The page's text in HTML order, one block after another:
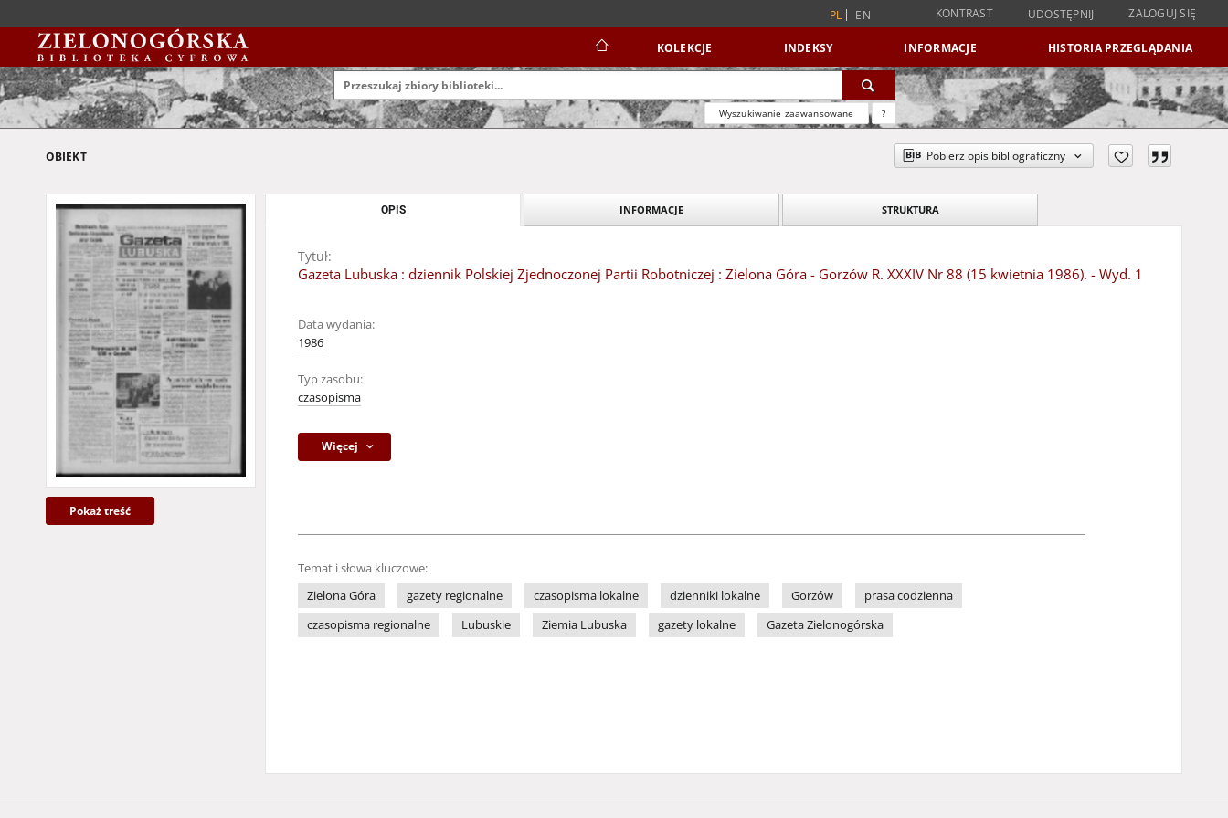
PL EN KONTRAST UDOSTĘPNIJ ZALOGUJ SIĘ
KOLEKCJE INDEKSY INFORMACJE HISTORIA PRZEGLĄDANIA
Wyszukiwanie zaawansowane ?
OBIEKT Pobierz opis bibliograficzny
Pokaż treść
OPIS INFORMACJE STRUKTURA
Tytuł:
Gazeta Lubuska : dziennik Polskiej Zjednoczonej Partii Robotniczej : Zielona Góra - Gorzów R. XXXIV Nr 88 (15 kwietnia 1986). - Wyd. 1
Data wydania:
1986
Typ zasobu:
czasopisma
Więcej
Temat i słowa kluczowe:
Zielona Góra
gazety regionalne czasopisma lokalne dzienniki lokalne Gorzów
prasa codzienna
czasopisma regionalne
Lubuskie Ziemia Lubuska gazety lokalne Gazeta Zielonogórska